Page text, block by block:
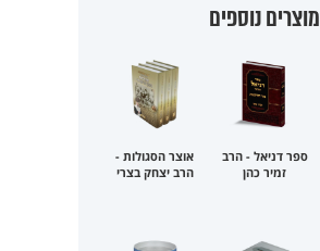
מוצרים נוספים
ספר דניאל - הרב
זמיר כהן
אוצר הסגולות -
הרב יצחק בצרי